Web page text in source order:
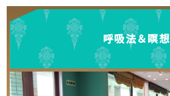
呼吸法＆瞑想